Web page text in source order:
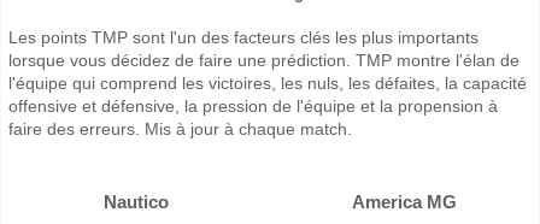
Les points TMP sont l'un des facteurs clés les plus importants
lorsque vous décidez de faire une prédiction. TMP montre l'élan de
l'équipe qui comprend les victoires, les nuls, les défaites, la capacité
offensive et défensive, la pression de l'équipe et la propension à
faire des erreurs. Mis à jour à chaque match.
Nautico America MG